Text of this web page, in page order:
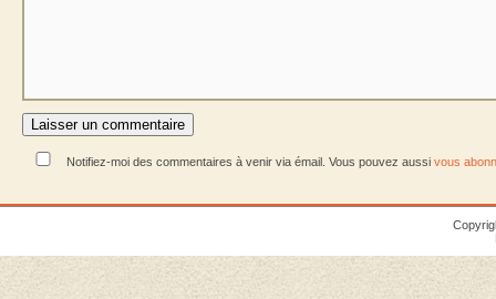
Notifiez-moi des commentaires à venir via émail. Vous pouvez aussi vous